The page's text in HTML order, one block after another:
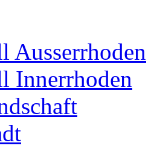
Ausserrhoden
Innerrhoden